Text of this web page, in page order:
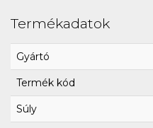
Termékadatok
Gyártó
Termék kód
Súly